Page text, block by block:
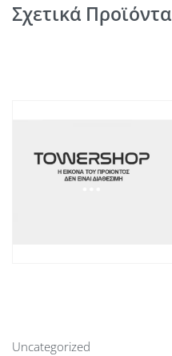
Σχετικά Προϊόντα
Uncategorized